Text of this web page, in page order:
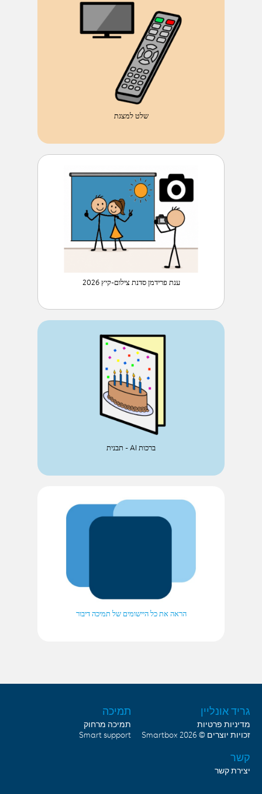
שלט למצגת
ענת פרידמן סדנת צילום-קיץ 2026
ברכות AI - תבנית
הראה את כל היישומים של תמיכה דיבור
גריד אונליין
מדיניות פרטיות
זכויות יוצרים © 2026
Smartbox
תמיכה
תמיכה מרחוק
Smart support
קשר
יצירת קשר